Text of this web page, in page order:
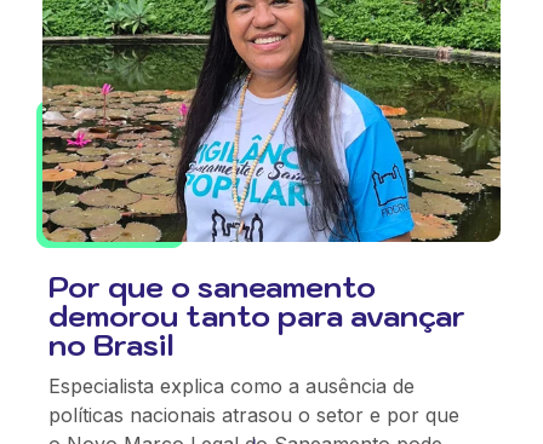
Por que o saneamento
demorou tanto para avançar
no Brasil
Especialista explica como a ausência de
políticas nacionais atrasou o setor e por que